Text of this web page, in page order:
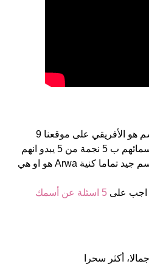
Arwa هو اسم فتاة. أصل الأسم هو الأفريقي على موقعنا 9
الأشخاص بأسم Arwa (قدر اسمائهم ب 5 نجمة من 5 يبدو انهم
راضون جدا. فى الخارج هذا أسم جيد تماما كنية Arwa هو او هي
5 اسئلة عن أسمك